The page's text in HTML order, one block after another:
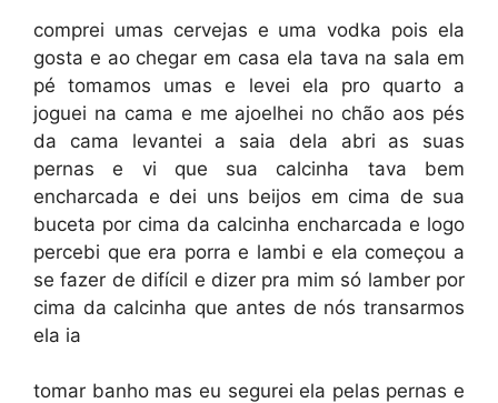
comprei umas cervejas e uma vodka pois ela
gosta e ao chegar em casa ela tava na sala em
pé tomamos umas e levei ela pro quarto a
joguei na cama e me ajoelhei no chão aos pés
da cama levantei a saia dela abri as suas
pernas e vi que sua calcinha tava bem
encharcada e dei uns beijos em cima de sua
buceta por cima da calcinha encharcada e logo
percebi que era porra e lambi e ela começou a
se fazer de difícil e dizer pra mim só lamber por
cima da calcinha que antes de nós transarmos
ela ia
tomar banho mas eu segurei ela pelas pernas e